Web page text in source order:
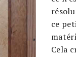
ce
Cela